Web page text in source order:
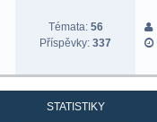
Témata: 56
Příspěvky: 337
STATISTIKY